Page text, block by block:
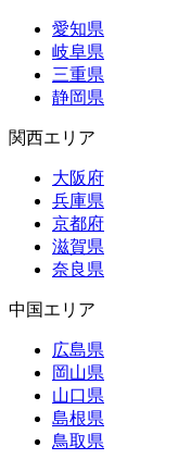
愛知県
岐阜県
三重県
静岡県
関西エリア
大阪府
兵庫県
京都府
滋賀県
奈良県
中国エリア
広島県
岡山県
山口県
島根県
鳥取県